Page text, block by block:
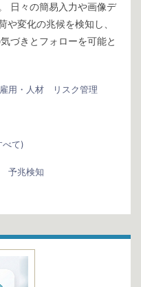
日々の簡易入力や画像デ
変化の兆候を検知し、
づきとフォローを可能と
雇用・人材 リスク管理
べて)
予兆検知